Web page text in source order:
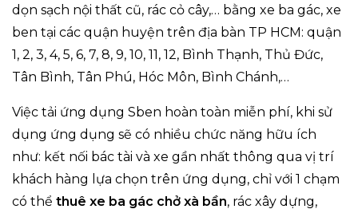
dọn sạch nội thất cũ, rác cỏ cây,… bằng xe ba gác, xe
ben tại các quận huyện trên địa bàn TP HCM: quận
1, 2, 3, 4, 5, 6, 7, 8, 9, 10, 11, 12, Bình Thạnh, Thủ Đức,
Tân Bình, Tân Phú, Hóc Môn, Bình Chánh,…
Việc tải ứng dụng Sben hoàn toàn miễn phí, khi sử
dụng ứng dụng sẽ có nhiều chức năng hữu ích
như: kết nối bác tài và xe gần nhất thông qua vị trí
khách hàng lựa chọn trên ứng dụng, chỉ với 1 chạm
có thể thuê xe ba gác chở xà bần, rác xây dựng,